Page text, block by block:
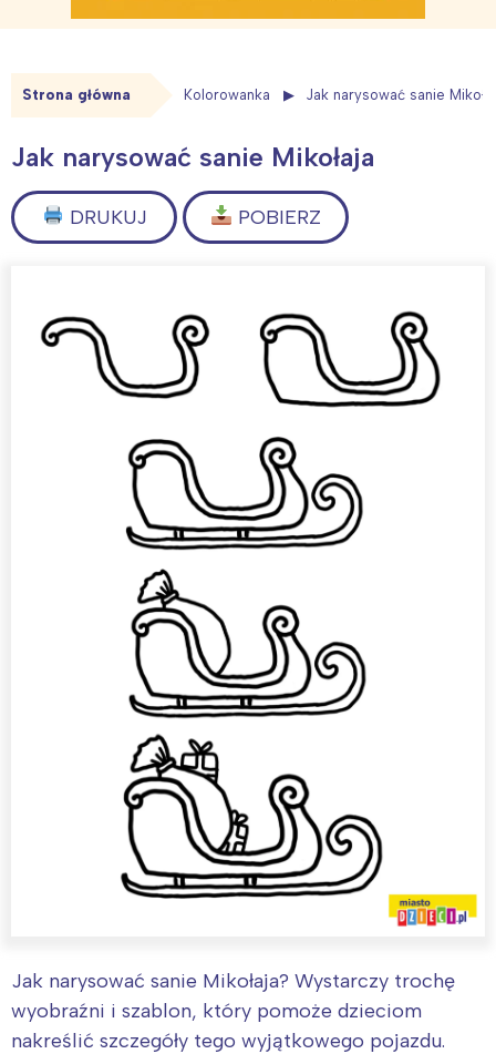
Strona główna Kolorowanka Jak narysować sanie
Jak narysować sanie Mikołaja
DRUKUJ POBIERZ
Jak narysować sanie Mikołaja? Wystarczy trochę
wyobraźni i szablon, który pomoże dzieciom
nakreślić szczegóły tego wyjątkowego pojazdu.